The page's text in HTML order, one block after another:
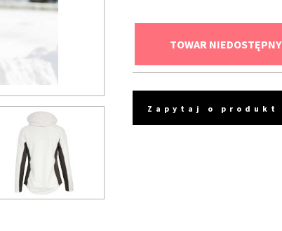
TOWAR NIEDOSTĘPNY
Zapytaj o produkt